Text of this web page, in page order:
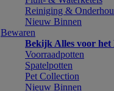
Reiniging &
Nieuw Binnen
Bewaren
Bekijk Alles voor het
Voorraadpotten
Spatelpotten
Pet Collection
Nieuw Binnen